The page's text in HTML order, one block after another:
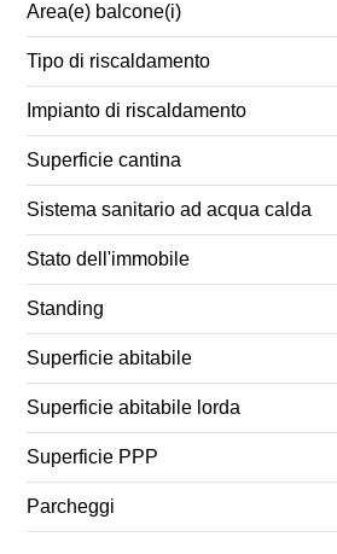
Area(e) balcone(i)
Tipo di riscaldamento
Impianto di riscaldamento
Superficie cantina
Sistema sanitario ad acqua calda
Stato dell'immobile
Standing
Superficie abitabile
Superficie abitabile lorda
Superficie PPP
Parcheggi